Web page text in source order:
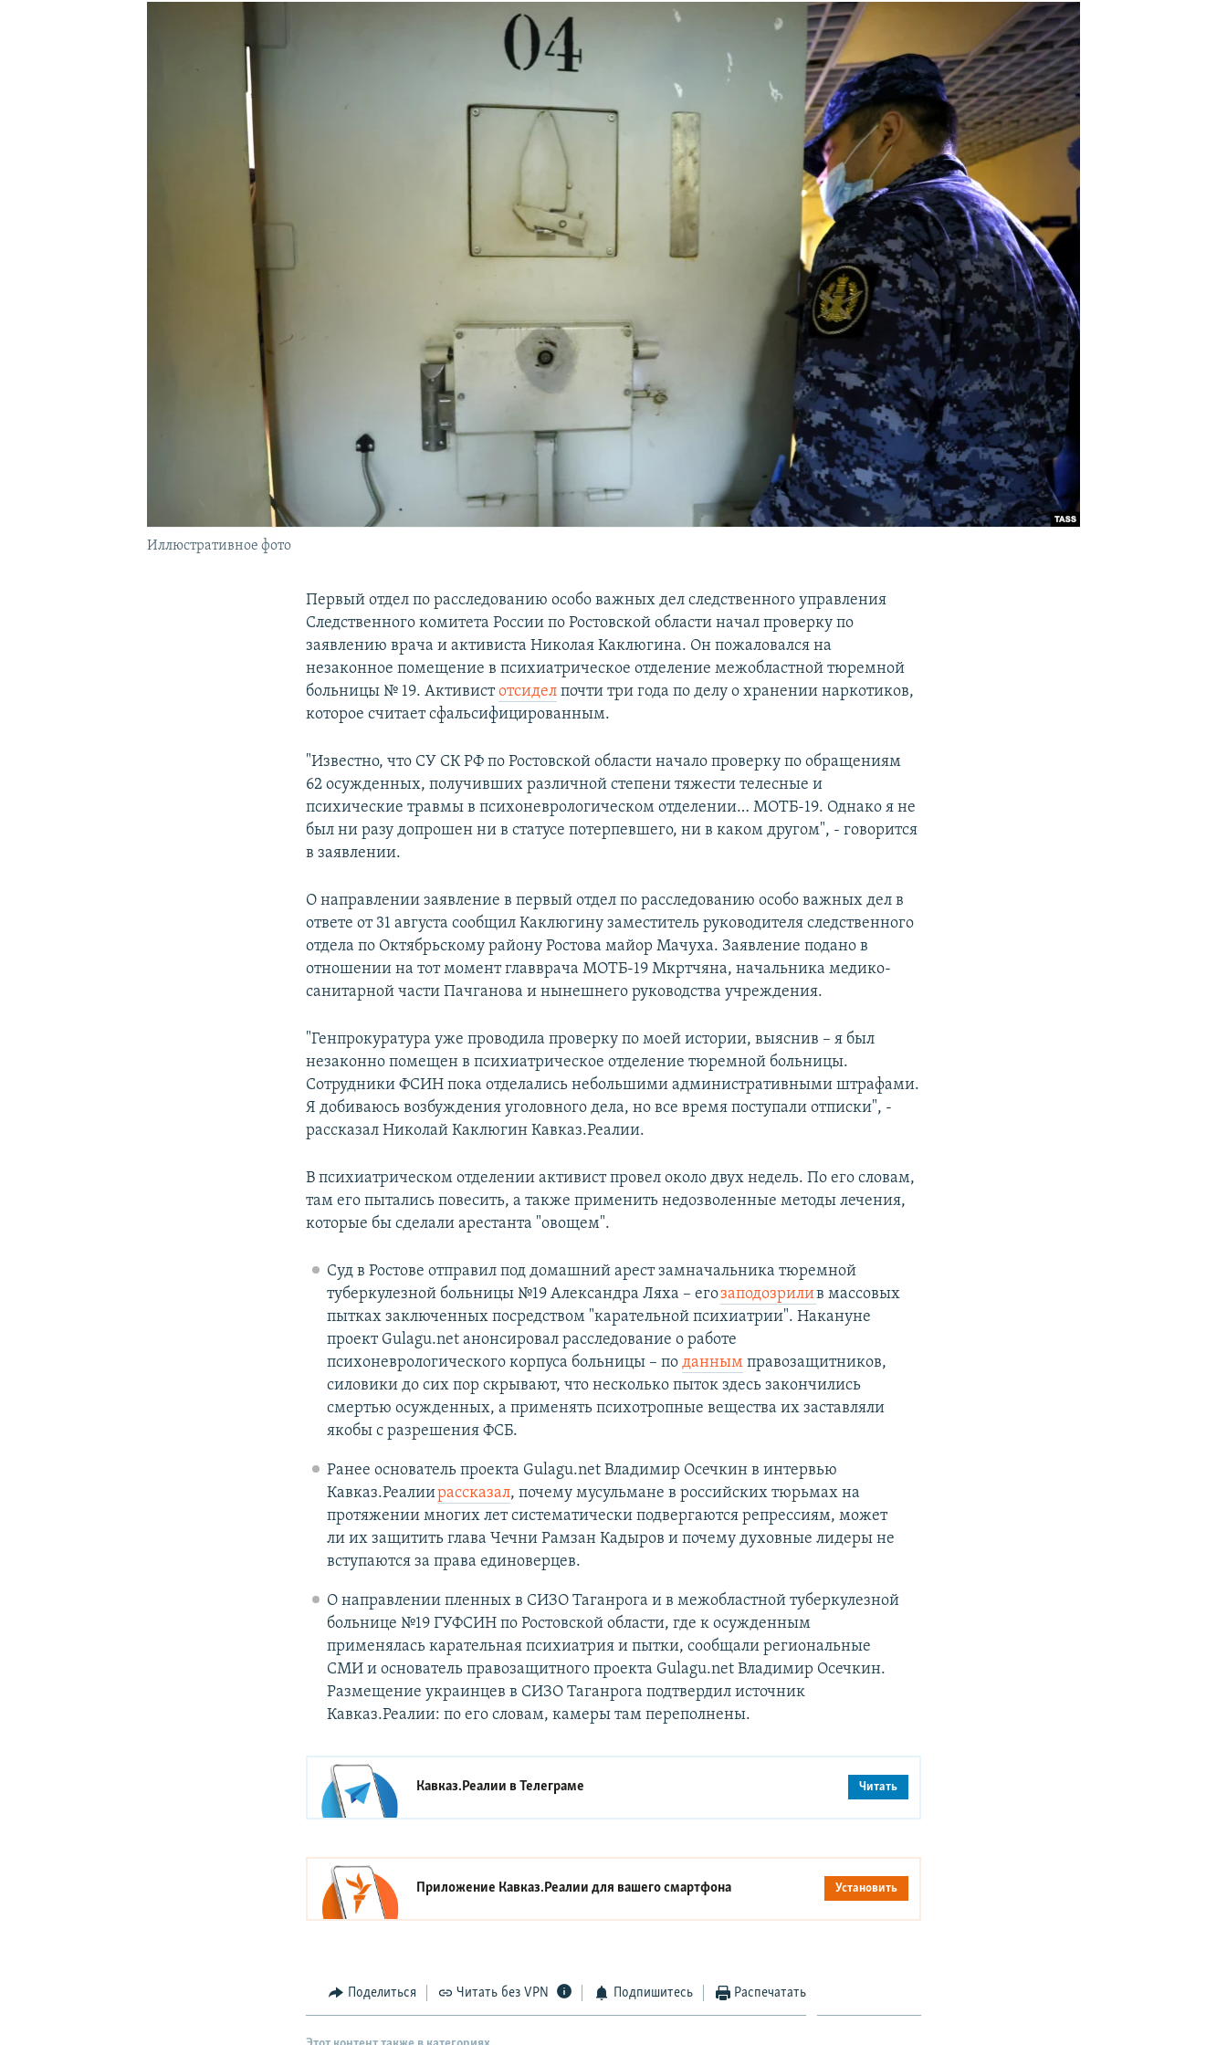
Иллюстративное фото
Первый отдел по расследованию особо важных дел следственного управления
Следственного комитета России по Ростовской области начал проверку по
заявлению врача и активиста Николая Каклюгина. Он пожаловался на
незаконное помещение в психиатрическое отделение межобластной тюремной
больницы № 19. Активистотсидел почти три года по делу о хранении наркотиков,
которое считает сфальсифицированным.
"Известно, что СУ СК РФ по Ростовской области начало проверку по обращениям
62 осужденных, получивших различной степени тяжести телесные и
психические травмы в психоневрологическом отделении… МОТБ-19. Однако я не
был ни разу допрошен ни в статусе потерпевшего, ни в каком другом", - говорится
в заявлении.
О направлении заявление в первый отдел по расследованию особо важных дел в
ответе от 31 августа сообщил Каклюгину заместитель руководителя следственного
отдела по Октябрьскому району Ростова майор Мачуха. Заявление подано в
отношении на тот момент главврача МОТБ-19 Мкртчяна, начальника медико-
санитарной части Пачганова и нынешнего руководства учреждения.
"Генпрокуратура уже проводила проверку по моей истории, выяснив – я был
незаконно помещен в психиатрическое отделение тюремной больницы.
Сотрудники ФСИН пока отделались небольшими административными штрафами.
Я добиваюсь возбуждения уголовного дела, но все время поступали отписки", -
рассказал Николай Каклюгин Кавказ.Реалии.
В психиатрическом отделении активист провел около двух недель. По его словам,
там его пытались повесить, а также применить недозволенные методы лечения,
которые бы сделали арестанта "овощем".
Суд в Ростове отправил под домашний арест замначальника тюремной
туберкулезной больницы №19 Александра Ляха – егозаподозрилив массовых
пытках заключенных посредством "карательной психиатрии". Накануне
проект Gulagu.net анонсировал расследование о работе
психоневрологического корпуса больницы – по даннымправозащитников,
силовики до сих пор скрывают, что несколько пыток здесь закончились
смертью осужденных, а применять психотропные вещества их заставляли
якобы с разрешения ФСБ.
Ранее основатель проекта Gulagu.net Владимир Осечкин в интервью
Кавказ.Реалиирассказал, почему мусульмане в российских тюрьмах на
протяжении многих лет систематически подвергаются репрессиям, может
ли их защитить глава Чечни Рамзан Кадыров и почему духовные лидеры не
вступаются за права единоверцев.
О направлении пленных в СИЗО Таганрога и в межобластной туберкулезной
больнице №19 ГУФСИН по Ростовской области, где к осужденным
применялась карательная психиатрия и пытки, сообщали региональные
СМИ и основатель правозащитного проекта Gulagu.net Владимир Осечкин.
Размещение украинцев в СИЗО Таганрога подтвердил источник
Кавказ.Реалии: по его словам, камеры там переполнены.
Кавказ.Реалии вТелеграме Читать
Приложение Кавказ.Реалии для вашего смартфона Установить
Поделиться Читать без VPN Подпишитесь Распечатать